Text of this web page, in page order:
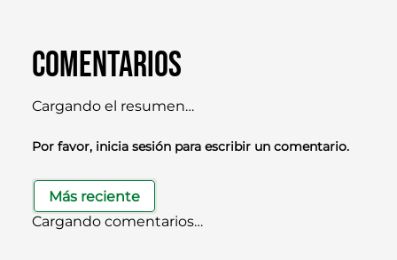
Comentarios
Cargando el resumen…
Por favor, inicia sesión para escribir un comentario.
Más reciente
Cargando comentarios…